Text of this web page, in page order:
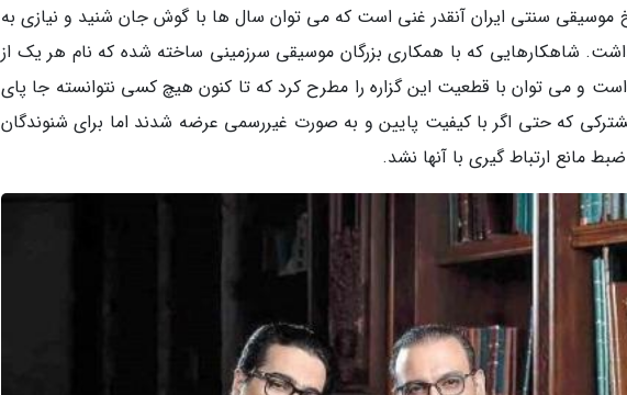
موسیقی سنتی ایران آنقدر غنی است که می توان سال ها با گوش جان شنید و نیازی به
شاهکارهایی که با همکاری بزرگان موسیقی سرزمینی ساخته شده که نام هر یک از
است و می توان با قطعیت این گزاره را مطرح کرد که تا کنون هیچ کسی نتوانسته جا پای
که حتی اگر با کیفیت پایین و به صورت غیررسمی عرضه شدند اما برای شنوندگان
مانع ارتباط گیری با آنها نشد.